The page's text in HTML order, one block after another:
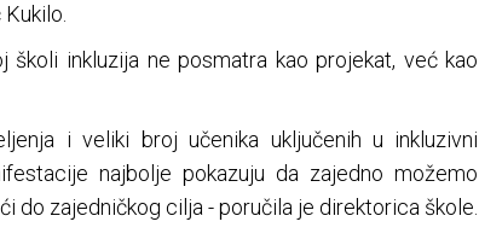
školi inkluzija ne posmatra kao projekat, već kao
i veliki broj učenika uključenih u inkluzivni
najbolje pokazuju da zajedno možemo
do zajedničkog cilja - poručila je direktorica škole.